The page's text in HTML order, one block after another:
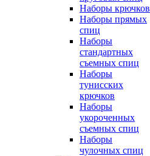
Наборы крючков
Наборы прямых
спиц
Наборы
стандартных
съемных спиц
Наборы
тунисских
крючков
Наборы
укороченных
съемных спиц
Наборы
чулочных спиц